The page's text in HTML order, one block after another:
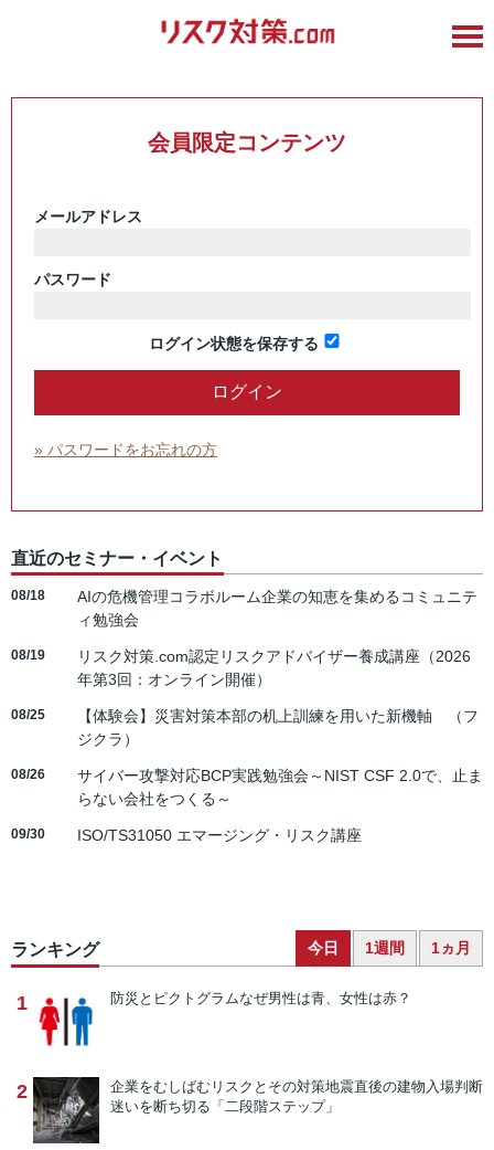
会員限定コンテンツ
メールアドレス
パスワード
ログイン状態を保存する
» パスワードをお忘れの方
直近のセミナー・イベント
08/18
AIの危機管理コラボルーム企業の知恵を集めるコミュニテ
ィ勉強会
08/19
リスク対策.com認定リスクアドバイザー養成講座（2026
年第3回：オンライン開催）
08/25
【体験会】災害対策本部の机上訓練を用いた新機軸 （フ
ジクラ）
08/26
サイバー攻撃対応BCP実践勉強会～NIST CSF 2.0で、止ま
らない会社をつくる～
09/30 ISO/TS31050 エマージング・リスク講座
ランキング 今日 1週間 1ヵ月
1 防災とピクトグラムなぜ男性は青、女性は赤？
2 企業をむしばむリスクとその対策地震直後の建物入場判断
迷いを断ち切る「二段階ステップ」